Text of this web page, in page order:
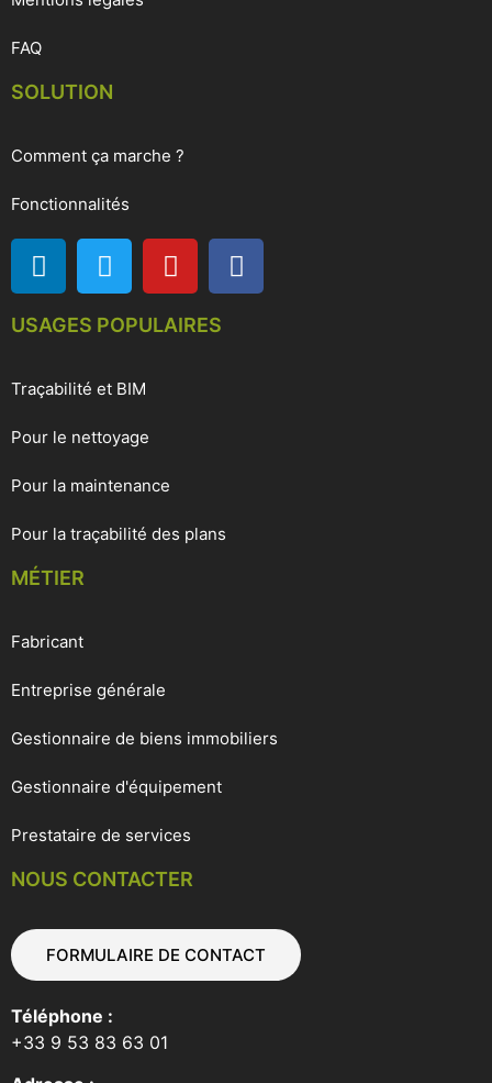
FAQ
SOLUTION
Comment ça marche ?
Fonctionnalités
USAGES POPULAIRES
Traçabilité et BIM
Pour le nettoyage
Pour la maintenance
Pour la traçabilité des plans
MÉTIER
Fabricant
Entreprise générale
Gestionnaire de biens immobiliers
Gestionnaire d'équipement
Prestataire de services
NOUS CONTACTER
FORMULAIRE DE CONTACT
Téléphone :
+33 9 53 83 63 01